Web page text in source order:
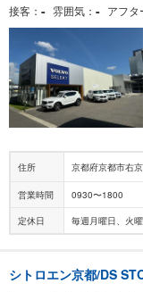
接客 - 雰囲気 - アフタ
住所 京都府京都市右
営業時間 0930〜1800
定休日 毎週月曜日、火
シトロエン京都/DS